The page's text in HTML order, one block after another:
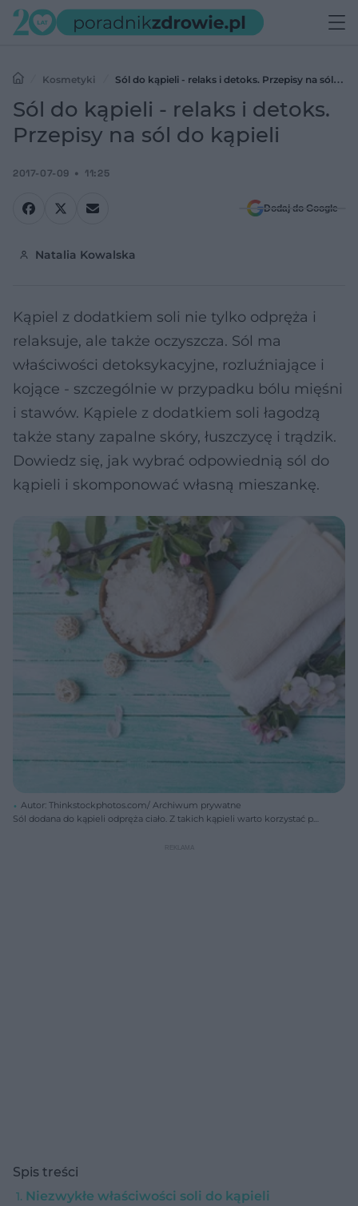
Kosmetyki
Sól do kąpieli - relaks i detoks. Przepisy na sól do
kąpieli
Sól do kąpieli - relaks i detoks.
Przepisy na sól do kąpieli
2017-07-09 11:25
Dodaj do Google
Natalia Kowalska
Kąpiel z dodatkiem soli nie tylko odpręża i
relaksuje, ale także oczyszcza. Sól ma
właściwości detoksykacyjne, rozluźniające i
kojące - szczególnie w przypadku bólu mięśni
i stawów. Kąpiele z dodatkiem soli łagodzą
także stany zapalne skóry, łuszczycę i trądzik.
Dowiedz się, jak wybrać odpowiednią sól do
kąpieli i skomponować własną mieszankę.
Autor: Thinkstockphotos.com/ Archiwum prywatne
Sól dodana do kąpieli odpręża ciało. Z takich kąpieli warto korzystać po
Spis treści
Niezwykłe właściwości soli do kąpieli